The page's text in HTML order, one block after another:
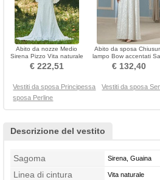
Abito da nozze Medio
Sirena Pizzo Vita naturale
Coda a Strascico Cappella
€ 222,51
Abito da sposa
lampo Bow accentati
Impero Gioiello
€ 132,40
Vestiti da sposa Principessa Vestiti da sposa
sposa Perline
Descrizione del vestito
Sagoma Sirena, Guaina
Linea di cintura Vita naturale